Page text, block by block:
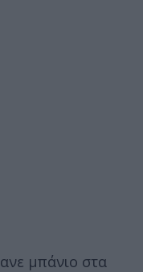
μπάνιο στα